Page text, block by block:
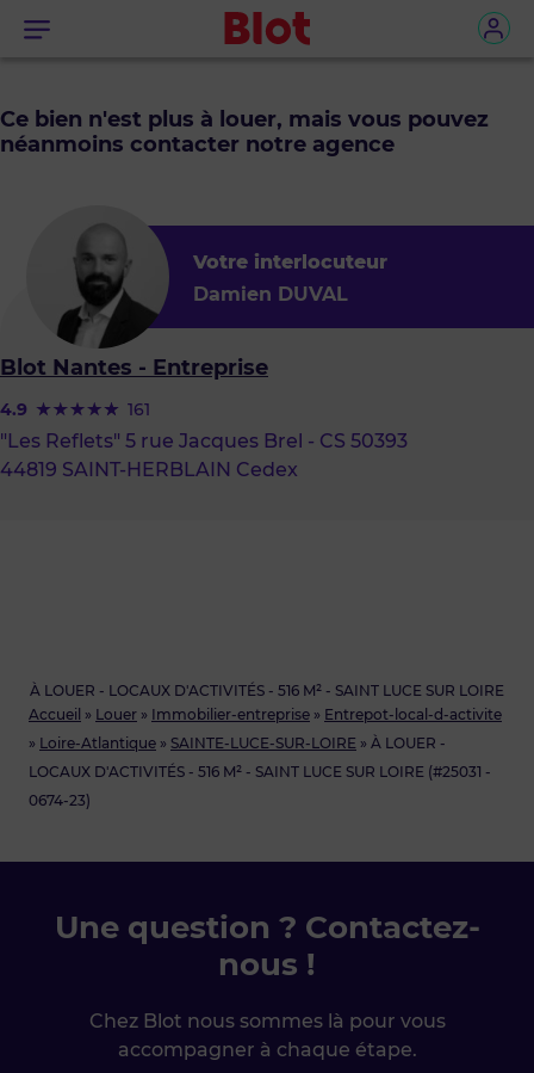
Menu
Accueil » Louer » Immobilier-entreprise » Entrepot-local-d-activite
» Loire-Atlantique » SAINTE-LUCE-SUR-LOIRE » À LOUER -
LOCAUX D'ACTIVITÉS - 516 M² - SAINT LUCE SUR LOIRE (#25031 -
0674-23)
À LOUER - LOCAUX D'ACTIVITÉS - 516 M² - SAINT LUCE SUR LOIRE
Ce bien n'est plus à louer, mais vous pouvez
néanmoins contacter notre agence
Votre interlocuteur
Damien DUVAL
Blot Nantes - Entreprise
4.9 161
"Les Reflets" 5 rue Jacques Brel - CS 50393
44819 SAINT-HERBLAIN Cedex
Une question ? Contactez-
nous !
Chez Blot nous sommes là pour vous
accompagner à chaque étape.